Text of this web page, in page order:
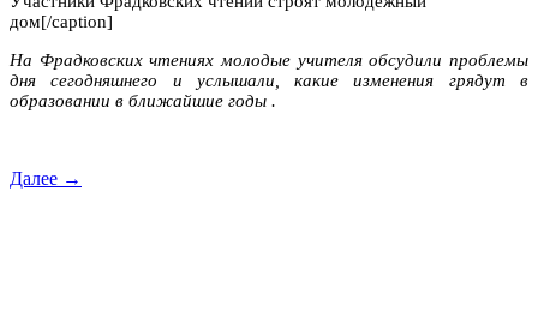
дом[/caption]
На Фрадковских чтениях молодые учителя обсудили проблемы
дня сегодняшнего и услышали, какие изменения грядут в
образовании в ближайшие годы .
Далее →